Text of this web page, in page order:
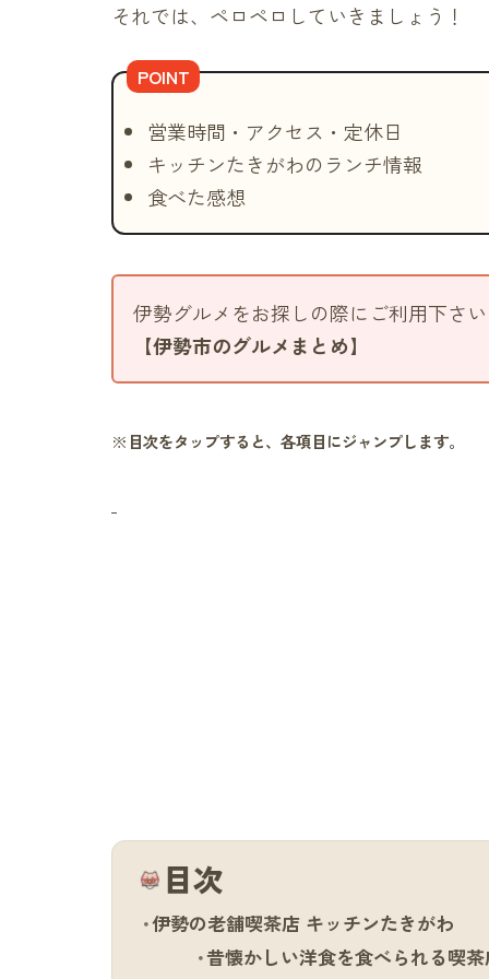
それでは、ペロペロしていきましょう！
営業時間・アクセス・定休日
キッチンたきがわのランチ情報
食べた感想
伊勢グルメをお探しの際にご利用下さ
【伊勢市のグルメまとめ】
※目次をタップすると、各項目にジャンプします。
目次
伊勢の老舗喫茶店 キッチンたきがわ
昔懐かしい洋食を食べられる喫